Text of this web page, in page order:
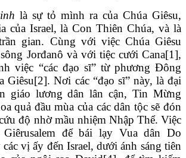
là sự tỏ mình ra của Chúa Giêsu,
của Israel, là Con Thiên Chúa, và là
gian. Cùng với việc Chúa Giêsu
Jorđanô và với tiệc cưới Cana[1],
việc “các đạo sĩ” từ phương Đông
Giêsu[2]. Nơi các “đạo sĩ” này, là đại
giáo lương dân lân cận, Tin Mừng
quả đầu mùa của các dân tộc sẽ đón
độ nhờ mầu nhiệm Nhập Thể. Việc
để bái lạy Vua dân Do
vị ấy đến Israel, dưới ánh sáng tiên